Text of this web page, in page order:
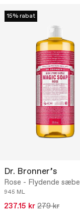
15% rabat
Dr. Bronner’s
Rose - Flydende sæbe
945 ML
237.15 kr 279 kr